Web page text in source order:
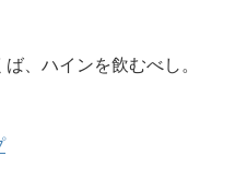
、ハインを飲むべし。